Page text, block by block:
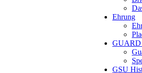
Ehrung
GUARD
GSU